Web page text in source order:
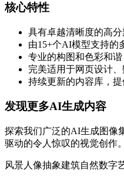
核心特性
具有卓越清晰度的高
由15+个AI模型支持的
专业的构图和色彩和谐
完美适用于网页设计
持续更新的内容库，
发现更多AI生成内容
探索我们广泛的AI生成图像
驱动的令人惊叹的视觉创作。
风景人像抽象建筑自然数字